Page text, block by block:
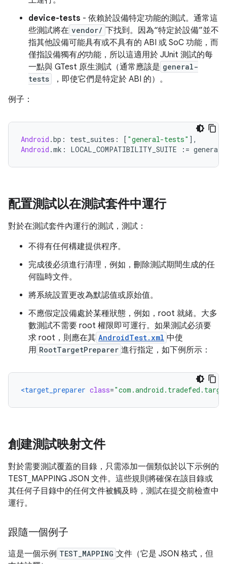
device-tests - 依賴於設備特定功能的測試。通常這
些測試將在 vendor/ 下找到。因為“特定於設備”並不
指其他設備可能具有或不具有的 ABI 或 SoC 功能，而
僅指設備獨有的功能，所以這適用於 JUnit 測試的每
一點與 GTest 原生測試（通常應該是 general-
tests
，即使它們是特定於 ABI 的）。
例子：
Android .bp : test_suites : [ "general-tests" ],
Android .mk : LOCAL_COMPATIBILITY_SUITE := general
配置測試以在測試套件中運行
對於在測試套件內運行的測試，測試：
不得有任何構建提供程序。
完成後必須進行清理，例如，刪除測試期間生成的任
何臨時文件。
將系統設置更改為默認值或原始值。
不應假定設備處於某種狀態，例如，root 就緒。大多
數測試不需要 root 權限即可運行。如果測試必須要
求 root，則應在其 AndroidTest.xml 中使
用 RootTargetPreparer 進行指定，如下例所示：
<target_preparer class=
創建測試映射文件
對於需要測試覆蓋的目錄，只需添加一個類似於以下示例的
TEST_MAPPING JSON 文件。這些規則將確保在該目錄或
其任何子目錄中的任何文件被觸及時，測試在提交前檢查中
運行。
跟隨一個例子
這是一個示例 TEST_MAPPING 文件（它是 JSON 格式，但